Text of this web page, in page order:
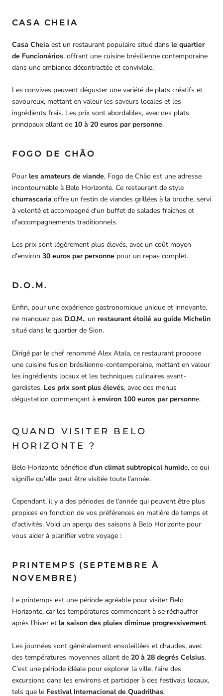
CASA CHEIA
Casa Cheia est un restaurant populaire situé dans le quartier
de Funcionários, offrant une cuisine brésilienne contemporaine
dans une ambiance décontractée et conviviale.
Les convives peuvent déguster une variété de plats créatifs et
savoureux, mettant en valeur les saveurs locales et les
ingrédients frais. Les prix sont abordables, avec des plats
principaux allant de 10 à 20 euros par personne.
FOGO DE CHÃO
Pour les amateurs de viande, Fogo de Chão est une adresse
incontournable à Belo Horizonte. Ce restaurant de style
churrascaria offre un festin de viandes grillées à la broche, servi
à volonté et accompagné d'un buffet de salades fraîches et
d'accompagnements traditionnels.
Les prix sont légèrement plus élevés, avec un coût moyen
d'environ 30 euros par personne pour un repas complet.
D.O.M.
Enfin, pour une expérience gastronomique unique et innovante,
ne manquez pas D.O.M., un restaurant étoilé au guide Michelin
situé dans le quartier de Sion.
Dirigé par le chef renommé Alex Atala, ce restaurant propose
une cuisine fusion brésilienne-contemporaine, mettant en valeur
les ingrédients locaux et les techniques culinaires avant-
gardistes. Les prix sont plus élevés, avec des menus
dégustation commençant à environ 100 euros par personne.
QUAND VISITER BELO
HORIZONTE ?
Belo Horizonte bénéficie d'un climat subtropical humide, ce qui
signifie qu'elle peut être visitée toute l'année.
Cependant, il y a des périodes de l'année qui peuvent être plus
propices en fonction de vos préférences en matière de temps et
d'activités. Voici un aperçu des saisons à Belo Horizonte pour
vous aider à planifier votre voyage :
PRINTEMPS (SEPTEMBRE À
NOVEMBRE)
Le printemps est une période agréable pour visiter Belo
Horizonte, car les températures commencent à se réchauffer
après l'hiver et la saison des pluies diminue progressivement.
Les journées sont généralement ensoleillées et chaudes, avec
des températures moyennes allant de 20 à 28 degrés Celsius.
C'est une période idéale pour explorer la ville, faire des
excursions dans les environs et participer à des festivals locaux,
tels que le Festival Internacional de Quadrilhas.